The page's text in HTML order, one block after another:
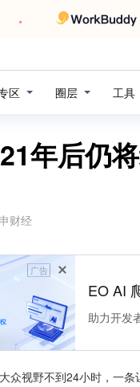
区 圈层 工具
年后仍
财经
广告
EO AI
助力开发
众视野不到24小时，一